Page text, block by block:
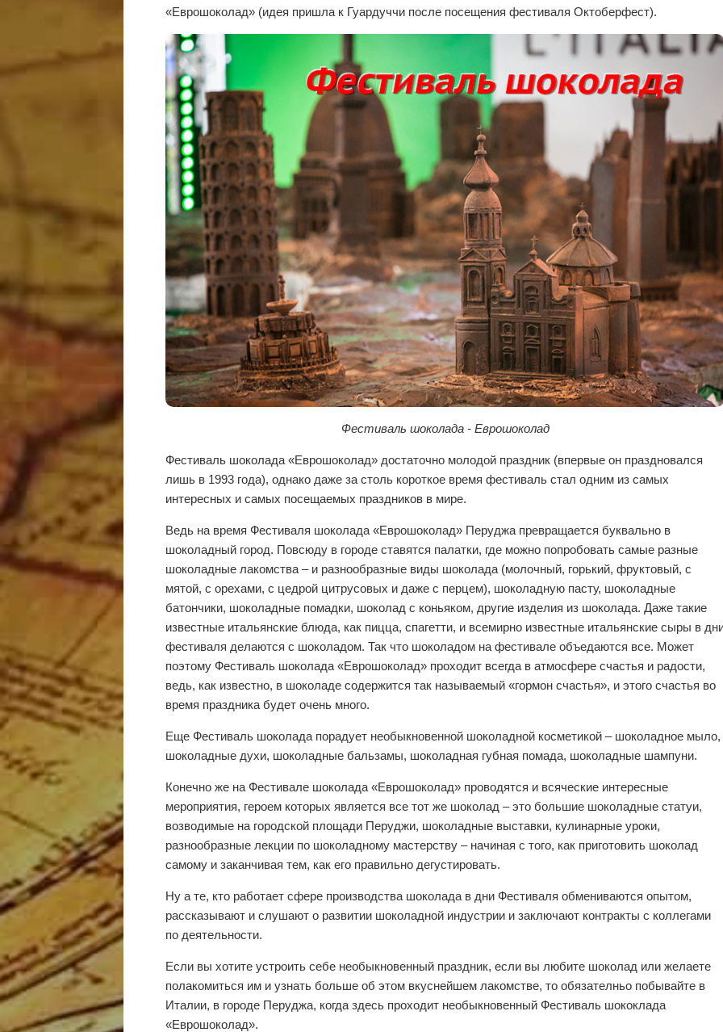
«Еврошоколад» (идея пришла к Гуардуччи после посещения фестиваля Октоберфест).
Фестиваль шоколада - Еврошоколад
Фестиваль шоколада «Еврошоколад» достаточно молодой праздник (впервые он праздновался
лишь в 1993 года), однако даже за столь короткое время фестиваль стал одним из самых
интересных и самых посещаемых праздников в мире.
Ведь на время Фестиваля шоколада «Еврошоколад» Перуджа превращается буквально в
шоколадный город. Повсюду в городе ставятся палатки, где можно попробовать самые разные
шоколадные лакомства – и разнообразные виды шоколада (молочный, горький, фруктовый, с
мятой, с орехами, с цедрой цитрусовых и даже с перцем), шоколадную пасту, шоколадные
батончики, шоколадные помадки, шоколад с коньяком, другие изделия из шоколада. Даже такие
известные итальянские блюда, как пицца, спагетти, и всемирно известные итальянские сыры в
фестиваля делаются с шоколадом. Так что шоколадом на фестивале объедаются все. Может
поэтому Фестиваль шоколада «Еврошоколад» проходит всегда в атмосфере счастья и радости,
ведь, как известно, в шоколаде содержится так называемый «гормон счастья», и этого счастья во
время праздника будет очень много.
Еще Фестиваль шоколада порадует необыкновенной шоколадной косметикой – шоколадное мыло,
шоколадные духи, шоколадные бальзамы, шоколадная губная помада, шоколадные шампуни.
Конечно же на Фестивале шоколада «Еврошоколад» проводятся и всяческие интересные
мероприятия, героем которых является все тот же шоколад – это большие шоколадные статуи,
возводимые на городской площади Перуджи, шоколадные выставки, кулинарные уроки,
разнообразные лекции по шоколадному мастерству – начиная с того, как приготовить шоколад
самому и заканчивая тем, как его правильно дегустировать.
Ну а те, кто работает сфере производства шоколада в дни Фестиваля обмениваются опытом,
рассказывают и слушают о развитии шоколадной индустрии и заключают контракты с коллегами
по деятельности.
Если вы хотите устроить себе необыкновенный праздник, если вы любите шоколад или желаете
полакомиться им и узнать больше об этом вкуснейшем лакомстве, то обязателньо побывайте в
Италии, в городе Перуджа, когда здесь проходит необыкновенный Фестиваль шококлада
«Еврошоколад».